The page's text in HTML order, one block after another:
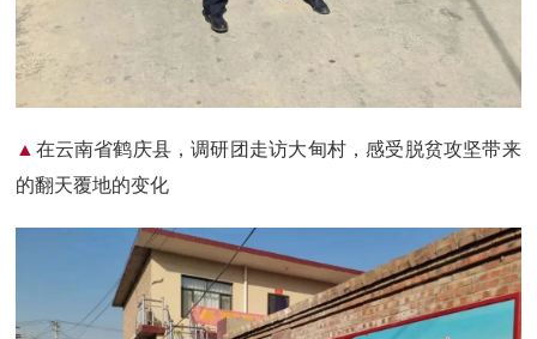
▲ 在云南省鹤庆县，调研团走访大甸村，感受脱贫攻坚带来
的翻天覆地的变化